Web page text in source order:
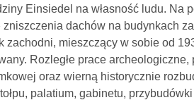
Einsiedel na własność ludu. Na
zniszczenia dachów na budynkach
zachodni, mieszczący w sobie od
Rozległe prace
oraz wierną historycznie
palatium, gabinetu,